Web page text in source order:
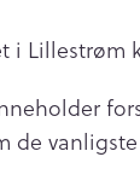
i Lillestrøm
de